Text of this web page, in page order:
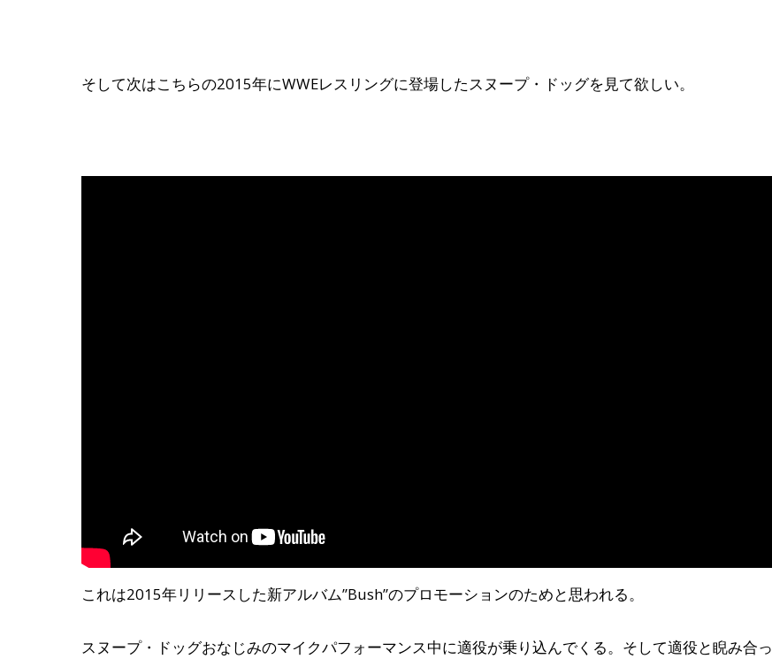
そして次はこちらの2015年にWWEレスリングに登場したスヌープ・ドッグを見て欲しい。
これは2015年リリースした新アルバム”Bush”のプロモーションのためと思われる。
スヌープ・ドッグおなじみのマイクパフォーマンス中に適役が乗り込んでくる。そして適役と睨み合っ